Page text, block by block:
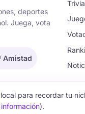
deportes
Juega, vota
Amistad
para recordar tu
).